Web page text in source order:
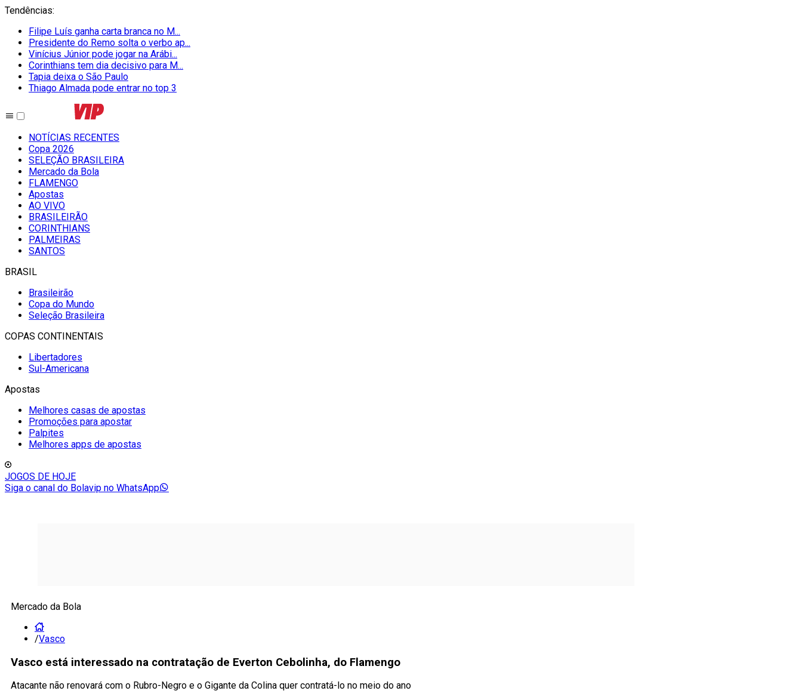
Tendências:
Filipe Luís ganha carta branca no M...
Presidente do Remo solta o verbo ap...
Vinícius Júnior pode jogar na Arábi...
Corinthians tem dia decisivo para M...
Tapia deixa o São Paulo
Thiago Almada pode entrar no top 3
NOTÍCIAS RECENTES
Copa 2026
SELEÇÃO BRASILEIRA
Mercado da Bola
FLAMENGO
Apostas
AO VIVO
BRASILEIRÃO
CORINTHIANS
PALMEIRAS
SANTOS
BRASIL
Brasileirão
Copa do Mundo
Seleção Brasileira
COPAS CONTINENTAIS
Libertadores
Sul-Americana
Apostas
Melhores casas de apostas
Promoções para apostar
Palpites
Melhores apps de apostas
JOGOS DE HOJE
Siga o canal do Bolavip no WhatsApp
Mercado da Bola
/Vasco
Vasco está interessado na contratação de Everton Cebolinha, do Flamengo
Atacante não renovará com o Rubro-Negro e o Gigante da Colina quer contratá-lo no meio do ano